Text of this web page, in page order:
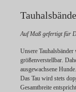
Auf Maß gefertigt für
Unsere
größenverstellbar.
ausgewachsene Hunde.
Das Tau wird stets
Gesamtbreite